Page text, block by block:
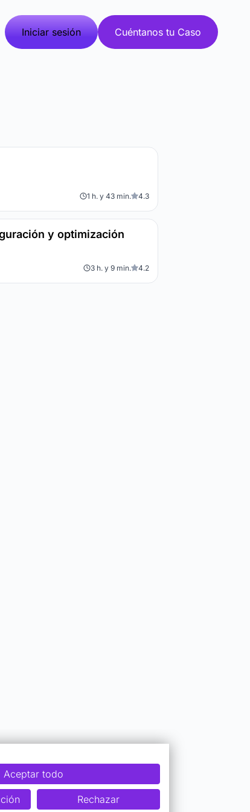
Iniciar sesión Cuéntanos tu Caso
1 h. y 43 min. 4.3
y optimización
3 h. y 9 min. 4.2
Aceptar todo
Rechazar